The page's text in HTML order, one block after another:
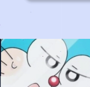
Đang mở